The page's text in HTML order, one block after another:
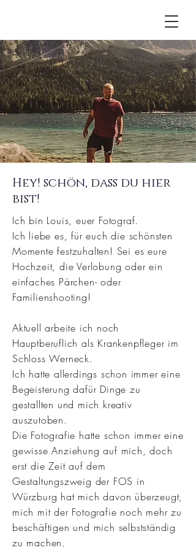
Hey! schön, dass du hier
bist!
Ich bin Louis, euer Fotograf.
Ich liebe es, für euch die schönsten
Momente festzuhalten! Sei es eure
Hochzeit, die Verlobung oder ein
einfaches Pärchen- oder
Familienshooting!
Aktuell arbeite ich noch
Hauptberuflich als Krankenpfleger im
Schloss Werneck.
Ich hatte allerdings schon immer eine
Begeisterung dafür Dinge zu
gestallten und mich kreativ
auszutoben.
Die Fotografie hatte schon immer eine
gewisse Anziehung auf mich, doch
erst die Zeit auf dem
Gestaltungszweig der FOS in
Würzburg hat mich davon überzeugt,
mich mit der Fotografie noch mehr zu
beschäftigen und mich selbstständig
zu machen.